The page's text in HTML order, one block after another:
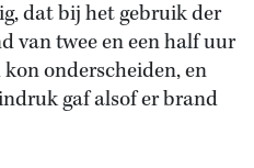
dat bij het gebruik der
van twee en een half uur
onderscheiden, en
gaf alsof er brand